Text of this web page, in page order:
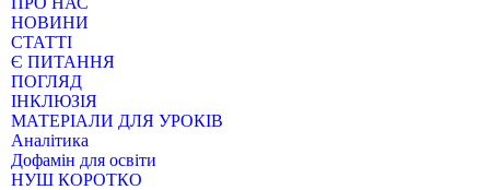
НОВИНИ
СТАТТІ
Є ПИТАННЯ
ПОГЛЯД
ІНКЛЮЗІЯ
МАТЕРІАЛИ ДЛЯ УРОКІВ
Аналітика
Дофамін для освіти
НУШ КОРОТКО